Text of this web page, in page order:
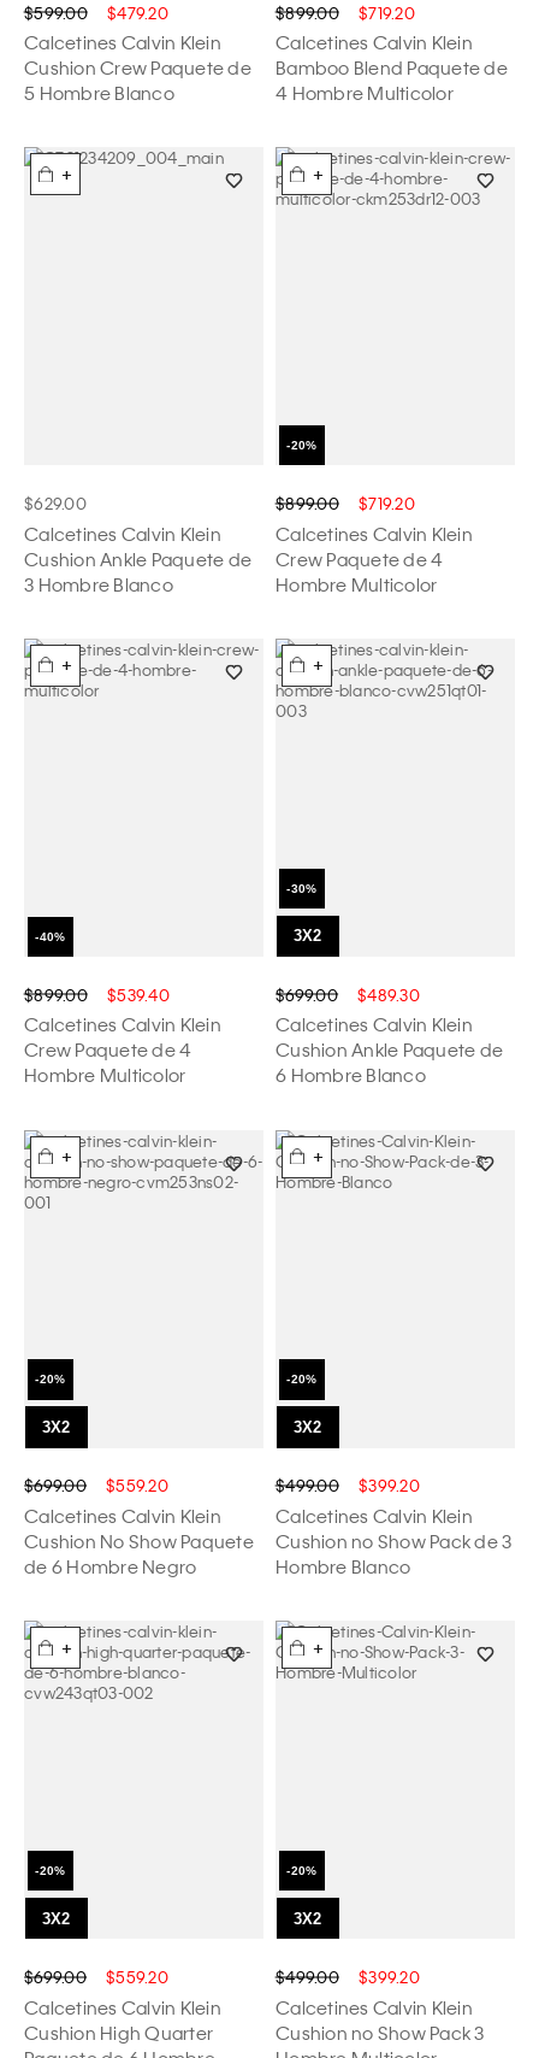
$599.00 $479.20
Calcetines Calvin Klein
Cushion Crew Paquete de
5 Hombre Blanco
$899.00 $719.20
Calcetines Calvin Klein
Bamboo Blend Paquete de
4 Hombre Multicolor
+
$629.00
Calcetines Calvin Klein
Cushion Ankle Paquete de
3 Hombre Blanco
+
$899.00 $719.20
Calcetines Calvin Klein
Crew Paquete de 4
Hombre Multicolor
+
$899.00 $539.40
Calcetines Calvin Klein
Crew Paquete de 4
Hombre Multicolor
+
$699.00 $489.30
Calcetines Calvin Klein
Cushion Ankle Paquete de
6 Hombre Blanco
+
$699.00 $559.20
Calcetines Calvin Klein
Cushion No Show Paquete
de 6 Hombre Negro
+
$499.00 $399.20
Calcetines Calvin Klein
Cushion no Show Pack de 3
Hombre Blanco
+
$699.00 $559.20
Calcetines Calvin Klein
Cushion High Quarter
+
$499.00 $399.20
Calcetines Calvin Klein
Cushion no Show Pack 3